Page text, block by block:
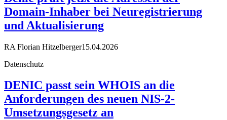
Domain-Inhaber bei Neuregistrierung
und Aktualisierung
RA Florian Hitzelberger15.04.2026
Datenschutz
DENIC passt sein WHOIS an die
Anforderungen des neuen NIS-2-
Umsetzungsgesetz an